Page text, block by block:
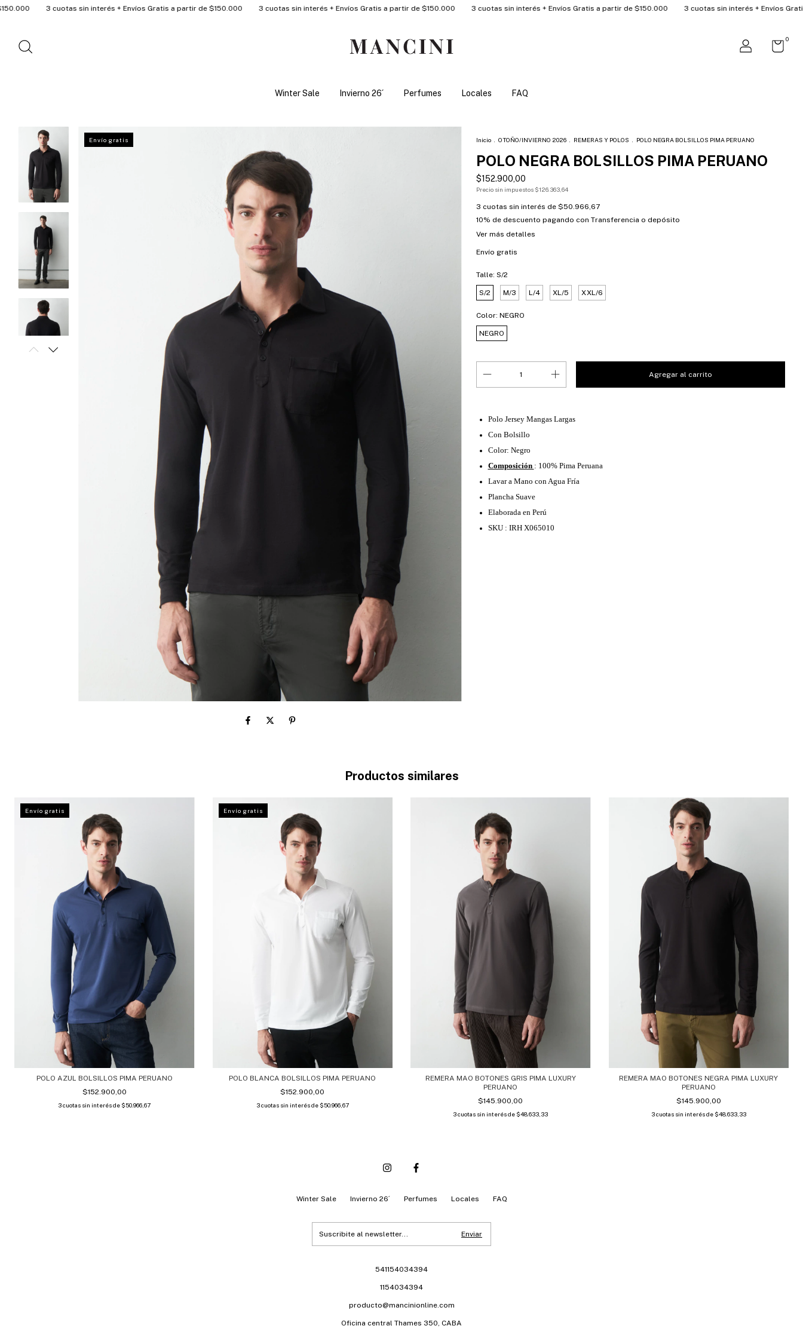
3 cuotas sin interés + Envíos Gratis a partir de $150.000 3 cuotas sin interés + Envíos Gratis a partir de $150.000 3 cuotas sin interés + Envíos Gratis a partir de $150.000 3 cuotas sin interés + Envíos Gratis a partir
0
Winter Sale Invierno 26´ Perfumes Locales FAQ
Envío gratis Inicio OTOÑO/INVIERNO 2026 REMERAS Y POLOS POLO NEGRA BOLSILLOS PIMA PERUANO
POLO NEGRA BOLSILLOS PIMA PERUANO
$152.900,00
Precio sin impuestos $126.363,64
3 cuotas sin interés de $50.966,67
10% de descuento pagando con Transferencia o depósito
Ver más detalles
Envío gratis
Talle: S/2
S/2 M/3 L/4 XL/5 XXL/6
Color: NEGRO
NEGRO
Polo Jersey Mangas Largas
Con Bolsillo
Color: Negro
Composición : 100% Pima Peruana
Lavar a Mano con Agua Fría
Plancha Suave
Elaborada en Perú
SKU : IRH X065010
Productos similares
Envío gratis
POLO AZUL BOLSILLOS PIMA PERUANO
$152.900,00
3cuotas sin interés de $50.966,67
Envío gratis
POLO BLANCA BOLSILLOS PIMA PERUANO
$152.900,00
3cuotas sin interés de $50.966,67
REMERA MAO BOTONES GRIS PIMA LUXURY
PERUANO
$145.900,00
3cuotas sin interés de $48.633,33
REMERA MAO BOTONES NEGRA PIMA LUXURY
PERUANO
$145.900,00
3cuotas sin interés de $48.633,33
Winter Sale Invierno 26´ Perfumes Locales FAQ
541154034394
1154034394
producto@mancinionline.com
Oficina central Thames 350, CABA